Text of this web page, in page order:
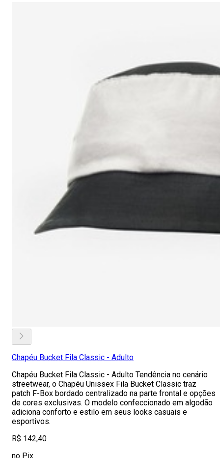
Chapéu Bucket Fila Classic - Adulto
Chapéu Bucket Fila Classic - Adulto Tendência no cenário
streetwear, o Chapéu Unissex Fila Bucket Classic traz
patch F-Box bordado centralizado na parte frontal e opções
de cores exclusivas. O modelo confeccionado em algodão
adiciona conforto e estilo em seus looks casuais e
esportivos.
R$ 142,40
no Pix